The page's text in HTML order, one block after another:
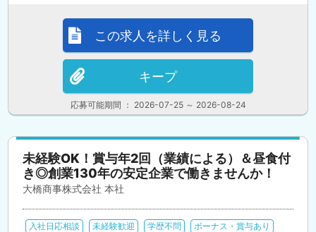
応募可能期間 ： 2026-07-25 ～ 2026-08-24
この求人を詳しく見る
キープ
未経験OK！賞与年2回（業績による）＆昼食付
き◎創業130年の安定企業で働きませんか！
大橋商事株式会社 本社
入社日応相談 未経験歓迎 学歴不問
ボーナス・賞与あり